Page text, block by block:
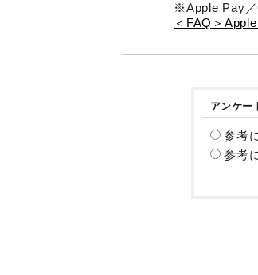
※Apple Pay／
＜FAQ＞
アンケー
参考
参考